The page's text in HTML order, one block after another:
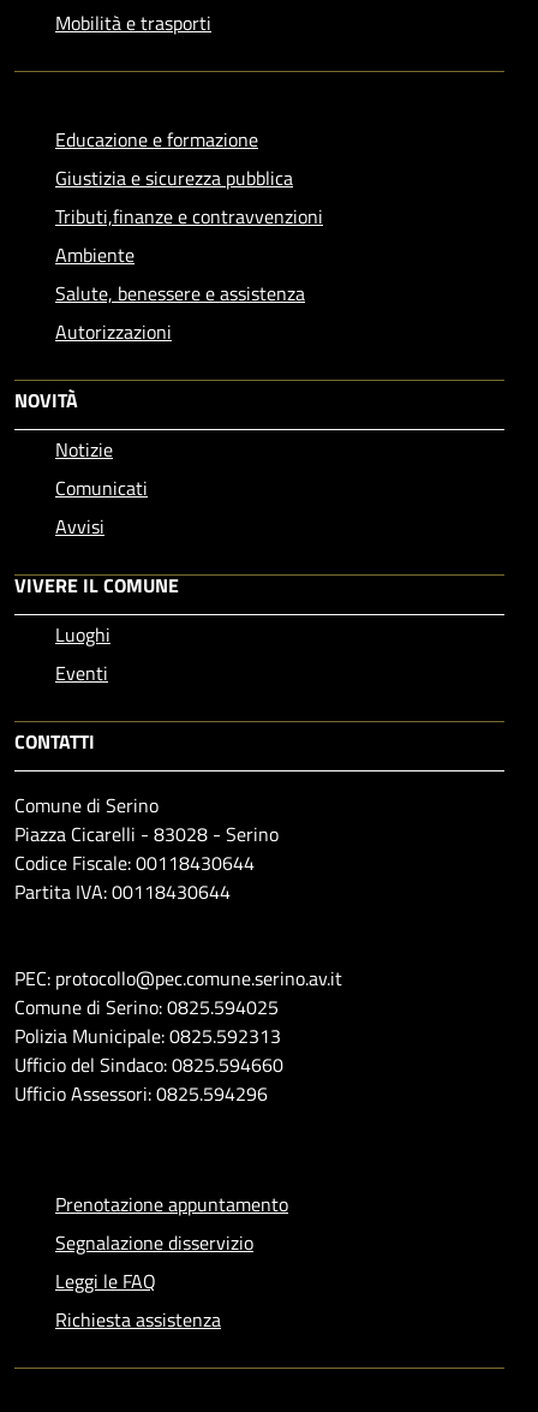
Mobilità e trasporti
Educazione e formazione
Giustizia e sicurezza pubblica
Tributi,finanze e contravvenzioni
Ambiente
Salute, benessere e assistenza
Autorizzazioni
NOVITÀ
Notizie
Comunicati
Avvisi
VIVERE IL COMUNE
Luoghi
Eventi
CONTATTI
Comune di Serino
Piazza Cicarelli - 83028 - Serino
Codice Fiscale: 00118430644
Partita IVA: 00118430644
PEC: protocollo@pec.comune.serino.av.it
Comune di Serino: 0825.594025
Polizia Municipale: 0825.592313
Ufficio del Sindaco: 0825.594660
Ufficio Assessori: 0825.594296
Prenotazione appuntamento
Segnalazione disservizio
Leggi le FAQ
Richiesta assistenza